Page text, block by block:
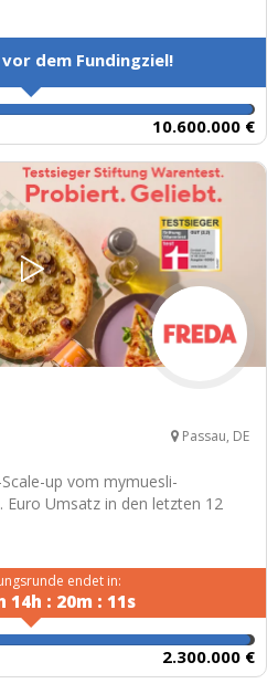
dem Fundingziel!
10.600.000 €
Passau, DE
up vom mymuesli-
Umsatz in den letzten 12
endet in:
14h : 20m : 10s
2.300.000 €